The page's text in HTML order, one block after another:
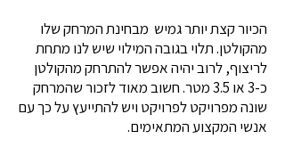
הכיור קצת יותר גמיש מבחינת המרחק שלו
מהקולטן. תלוי בגובה המילוי שיש לנו מתחת
לריצוף, לרוב יהיה אפשר להתרחק מהקולטן
כ-3 או 3.5 מטר. חשוב מאוד לזכור שהמרחק
שונה מפרויקט לפרויקט ויש להתייעץ על כך עם
אנשי המקצוע המתאימים.